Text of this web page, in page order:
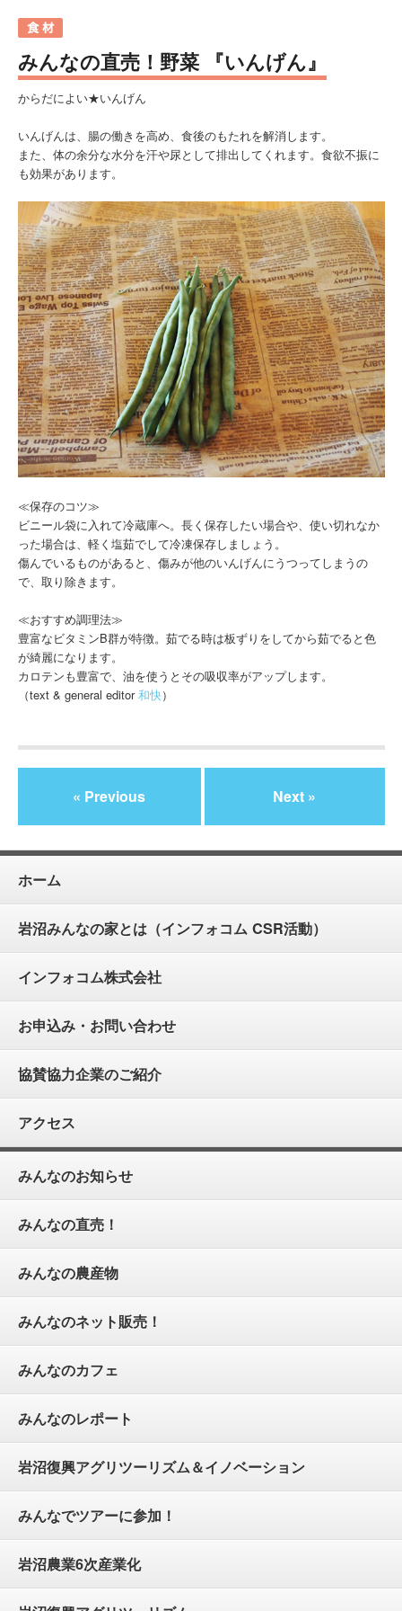
みんなの直売！野菜 『いんげん』
からだによい★いんげん
いんげんは、腸の働きを高め、食後のもたれを解消します。
また、体の余分な水分を汗や尿として排出してくれます。食欲不振に
も効果があります。
≪保存のコツ≫
ビニール袋に入れて冷蔵庫へ。長く保存したい場合や、使い切れなか
った場合は、軽く塩茹でして冷凍保存しましょう。
傷んでいるものがあると、傷みが他のいんげんにうつってしまうの
で、取り除きます。
≪おすすめ調理法≫
豊富なビタミンB群が特徴。茹でる時は板ずりをしてから茹でると色
が綺麗になります。
カロテンも豊富で、油を使うとその吸収率がアップします。
（text & general editor和快）
« Previous Next »
ホーム
岩沼みんなの家とは（インフォコム CSR活動）
インフォコム株式会社
お申込み・お問い合わせ
協賛協力企業のご紹介
アクセス
みんなのお知らせ
みんなの直売！
みんなの農産物
みんなのネット販売！
みんなのカフェ
みんなのレポート
岩沼復興アグリツーリズム＆イノベーション
みんなでツアーに参加！
岩沼農業6次産業化